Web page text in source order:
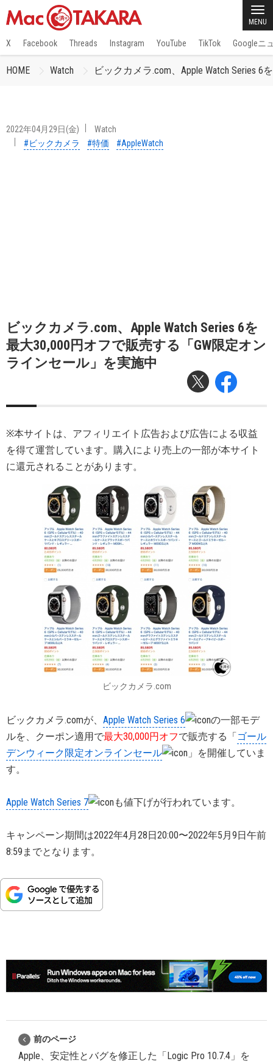
MENU
X Facebook Threads Instagram YouTube TikTok Googleニ
HOME Watch ビックカメラ.com、Apple Watch Series
2022年04月29日(金)
Watch
#ビックカメラ
#特価 #AppleWatch
ビックカメラ.com、Apple Watch Series 6を
最大30,000円オフで販売する「GW限定オン
ラインセール」を実施中
※本サイトは、アフィリエイト広告および広告による収益
を得て運営しています。購入により売上の一部が本サイト
に還元されることがあります。
ビックカメラ.com
ビックカメラ.comが、 Apple Watch Series 6
の一部モデ
ルを、クーポン適用で最大30,000円オフで販売する「ゴール
デンウィーク限定オンラインセール
」を開催していま
す。
Apple Watch Series 7 も値下げが行われています。
キャンペーン期間は2022年4月28日20:00〜2022年5月9日午前
8:59までとなります。
前のページ
Apple、安定性とバグを修正した「Logic Pro 10.7.4」を